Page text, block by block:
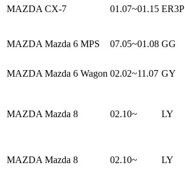
MAZDA CX-7 01.07~01.15 ER3P
MAZDA Mazda 6 MPS 07.05~01.08 GG
MAZDA Mazda 6 Wagon 02.02~11.07 GY
MAZDA Mazda 8 02.10~ LY
MAZDA Mazda 8 02.10~ LY